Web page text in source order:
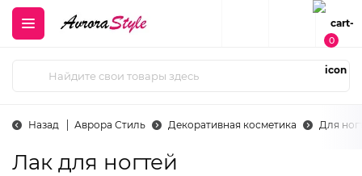
0
Назад Аврора Стиль Декоративная косметика Для
Лак для ногтей